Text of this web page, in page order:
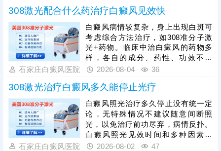
用。其次，白癜风照光需确定合适的
剂量、频率、疗程，恰当的照光参
数，持之以恒累积疗效，助力病情稳
步好转。另外，照光期间可搭配药物
对症治疗，综合祛白，提升复色速
度。
308激光配合什么药治疗白癜风见效快
白癜风病情较复杂，身上出现白斑可
考虑综合方法治疗，如308准分子激
光+药物。临床中治白癜风的药物多
样，各自的成分、药性、功效不一
样，用药不能盲目，务必在医生指导
效。治疗期间还需确定合适的频率、
疗程，不可私自间断、暂停，以免疗
效断断续续，拖慢复色进度。另外，
白癜风治疗期间还需从自身做起，避
免不良因素刺激，防治结合，逐步令
病情好转。
石家庄白癜风医院 2026-08-04 36
308激光治疗白癜风多久能停止光疗
白癜风照光治疗多久停止没有统一定
论，无特殊情况不建议随意间断照
光，以免治疗前功尽弃，病情反扑。
白癜风照光见效时间和多种因素有
关，包括患者病情、照光参数，病情
石家庄白癜风医院 2026-08-02 47